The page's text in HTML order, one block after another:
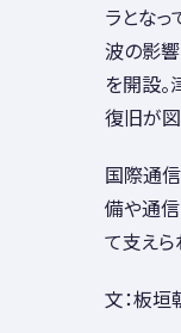
ラとな
波の影
を開設
復旧が図
国際通
備や通
て支えら
文：板垣